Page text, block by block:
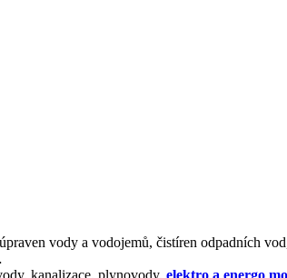
úpraven vody a vodojemů, čistíren odpadních vod
, kanalizace, plynovody, elektro a energo